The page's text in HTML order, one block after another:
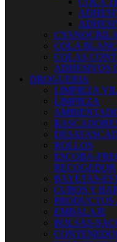
COLA
COLAS
ADHESIVOS
DROGUERIA
LIMPIEZA
LIMPIEZA
ROLLOS
ESCOBA-
RECOGEDOR
BAYETAS-
CUBOS Y
PRODUCTOS
EMBALAJE
BOLSAS-